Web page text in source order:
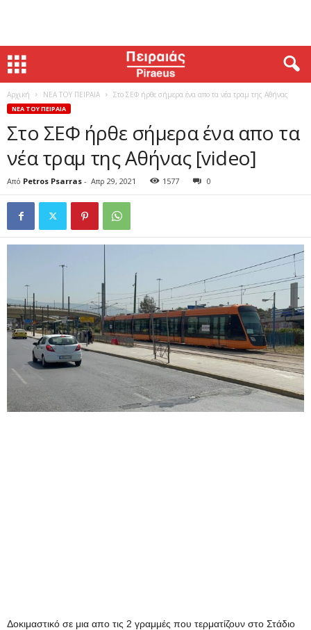
Αρχική ΝΕΑ ΤΟΥ ΠΕΙΡΑΙΑ Στο ΣΕΦ ήρθε σήμερα ένα απο τα νέα τραμ της Αθήνας
ΝΕΑ ΤΟΥ ΠΕΙΡΑΙΑ
Στο ΣΕΦ ήρθε σήμερα ένα απο τα
νέα τραμ της Αθήνας [video]
Από Petros Psarras - Απρ 29, 2021 1577 0
Δοκιμαστικό σε μια απο τις 2 γραμμές που τερματίζουν στο Στάδιο